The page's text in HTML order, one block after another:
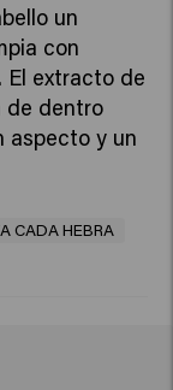
un
con
El extracto de
de dentro
aspecto y un
CADA HEBRA